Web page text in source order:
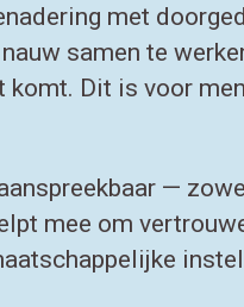
met
samen te
Dit is voor
—
mee om